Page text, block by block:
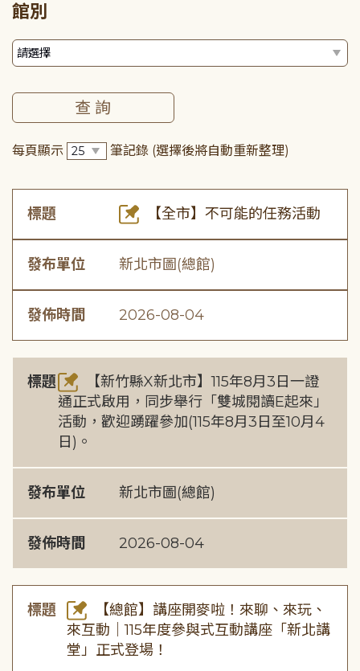
館別
每頁顯示 筆記錄 (選擇後將自動重新整理)
標題 【全市】不可能的任務活動
發布單位 新北市圖(總館)
發佈時間 2026-08-04
標題
【新竹縣X新北市】115年8月3日一證
通正式啟用，同步舉行「雙城閱讀E起來」
活動，歡迎踴躍參加(115年8月3日至10月4
日)。
發布單位 新北市圖(總館)
發佈時間 2026-08-04
標題
【總館】講座開麥啦！來聊、來玩、
來互動｜115年度參與式互動講座「新北講
堂」正式登場！